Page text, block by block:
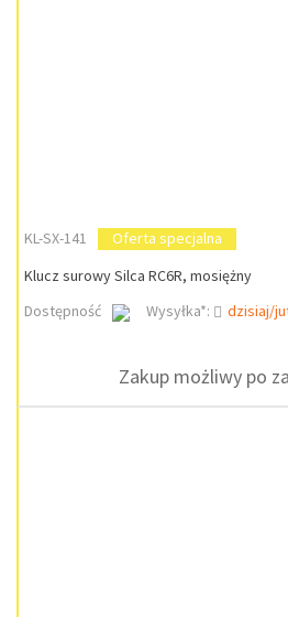
KL-SX-141
Oferta specjalna
Klucz surowy Silca RC6R, mosiężny
Dostępność
Wysyłka*: dzisiaj/
Zakup możliwy po